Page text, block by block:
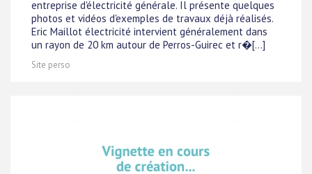
entreprise d'électricité générale. Il présente quelques
photos et vidéos d'exemples de travaux déjà réalisés.
Eric Maillot électricité intervient généralement dans
un rayon de 20 km autour de Perros-Guirec et r�[...]
Site perso